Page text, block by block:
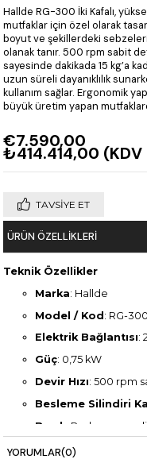
Hallde RG-300 İki Kafalı,
mutfaklar için özel olarak
boyut ve şekillerdeki
olanak tanır. 500 rpm sabit
sayesinde dakikada 15 kg’a
uzun süreli dayanıklılık
kullanım sağlar. Ergonomik
büyük üretim yapan
€7.590,00
₺414.414,00
TAVSIYE ET
ÜRÜN ÖZELLIKLERI
Teknik Özellikler
Marka: Hallde
Model / Kod: RG-
Elektrik Bağlantısı:
Güç: 0,75 kW
Devir Hızı: 500 rpm
Besleme Silindiri
Bıçak
: Paslanmaz
Besleme Sistemi
YORUMLAR(0)